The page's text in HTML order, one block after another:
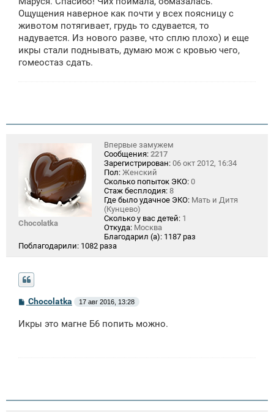
б
щ
н
и
Ощущения наверное как почти у всех поясницу с
животом потягивает, грудь то сдувается, то
надувается. Из нового разве, что сплю плохо) и еще
икры стали поднывать, думаю мож с кровью чего,
гомеостаз сдать.
Chocolatka
Впервые замужем
Сообщения: 2217
Зарегистрирован: 06 окт 2012, 16:34
Пол: Женский
Сколько попыток ЭКО: 0
Стаж бесплодия: 8
Где было удачное ЭКО: Мать и Дитя
(Кунцево)
Сколько у вас детей: 1
Откуда: Москва
Благодарил (а): 1187 раз
Поблагодарили: 1082 раза
С
о
б
Chocolatka 17 авг 2016, 13:28
Икры это магне Б6 попить можно.